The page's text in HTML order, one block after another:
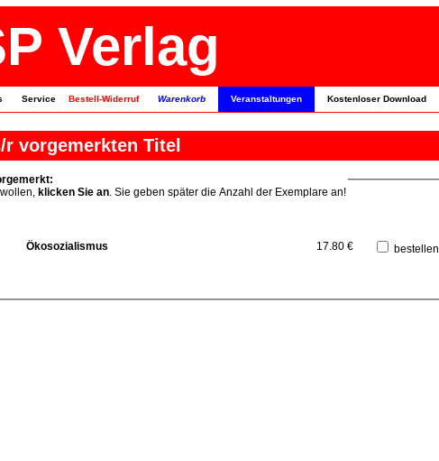
Verlag
Service Bestell-Widerruf Warenkorb Veranstaltungen Kostenloser Download
vorgemerkten Titel
klicken Sie an. Sie geben später die Anzahl der Exemplare an!
Ökosozialismus 17.80 € bestellen